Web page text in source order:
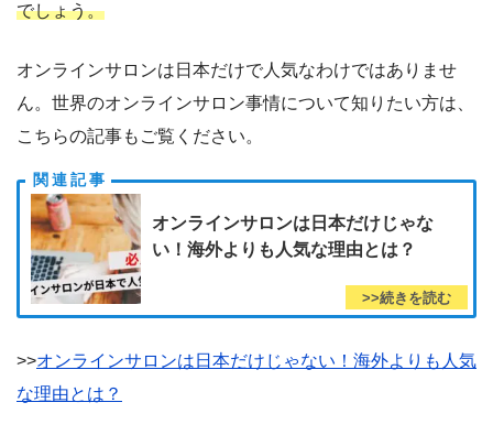
でしょう。
オンラインサロンは日本だけで人気なわけではありませ
ん。世界のオンラインサロン事情について知りたい方は、
こちらの記事もご覧ください。
オンラインサロンは日本だけじゃな
い！海外よりも人気な理由とは？
>>オンラインサロンは日本だけじゃない！海外よりも人気
な理由とは？